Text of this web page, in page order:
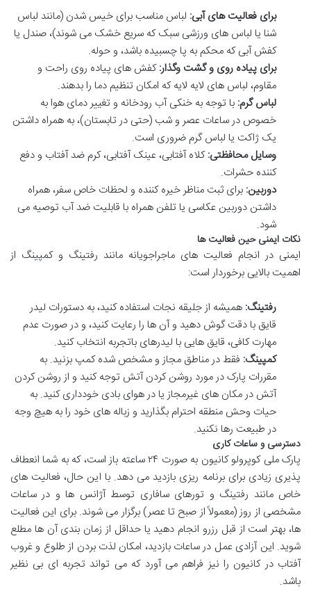
برای فعالیت های آبی: لباس مناسب برای خیس شدن (مانند لباس
شنا یا لباس های ورزشی سبک که سریع خشک می شوند)، صندل یا
کفش آبی که محکم به پا چسبیده باشد، و حوله.
برای پیاده روی و گشت وگذار:کفش های پیاده روی راحت و
مقاوم، لباس های لایه لایه که امکان تنظیم دما را بدهند.
لباس گرم: با توجه به خنکی آب رودخانه و تغییر دمای هوا به
خصوص در ساعات عصر و شب (حتی در تابستان)، به همراه داشتن
یک ژاکت یا لباس گرم ضروری است.
وسایل محافظتی:کلاه آفتابی، عینک آفتابی، کرم ضد آفتاب و دفع
کننده حشرات.
دوربین: برای ثبت مناظر خیره کننده و لحظات خاص سفر، همراه
داشتن دوربین عکاسی یا تلفن همراه با قابلیت ضد آب توصیه می
شود.
نکات ایمنی حین فعالیت ها
ایمنی در انجام فعالیت های ماجراجویانه مانند رفتینگ و کمپینگ از
اهمیت بالایی برخوردار است:
رفتینگ: همیشه از جلیقه نجات استفاده کنید، به دستورات لیدر
قایق با دقت گوش دهید و آن ها را رعایت کنید، و در صورت عدم
مهارت کافی، قایق هایی با لیدرهای باتجربه انتخاب کنید.
کمپینگ: فقط در مناطق مجاز و مشخص شده کمپ بزنید. به
مقررات پارک در مورد روشن کردن آتش توجه کنید و از روشن کردن
آتش در مکان های غیرمجاز یا در هوای بادی خودداری کنید. به
حیات وحش منطقه احترام بگذارید و زباله های خود را به هیچ وجه
در طبیعت رها نکنید.
دسترسی و ساعات کاری
پارک ملی کوپرولو کانیون به صورت ۲۴ ساعته باز است، که به شما انعطاف
پذیری زیادی برای برنامه ریزی بازدید می دهد. با این حال، فعالیت های
خاص مانند رفتینگ و تورهای سافاری توسط آژانس ها و در ساعات
مشخصی از روز (معمولاً از صبح تا عصر) برگزار می شوند. برای این فعالیت
ها، بهتر است از قبل رزرو انجام دهید یا حداقل از زمان بندی آن ها مطلع
شوید. این آزادی عمل در ساعات بازدید، امکان لذت بردن از طلوع و غروب
آفتاب در کانیون را نیز فراهم می آورد که می تواند تجربه ای بی نظیر
باشد.